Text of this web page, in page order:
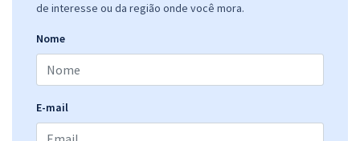
de interesse ou da região onde você mora.
Nome
E-mail